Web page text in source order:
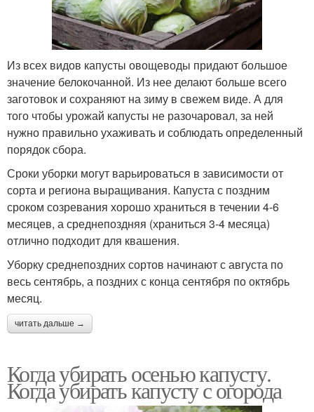
Из всех видов капусты овощеводы придают большое
значение белокочанной. Из нее делают больше всего
заготовок и сохраняют на зиму в свежем виде. А для
того чтобы урожай капусты не разочаровал, за ней
нужно правильно ухаживать и соблюдать определенный
порядок сбора.
Сроки уборки могут варьироваться в зависимости от
сорта и региона выращивания. Капуста с поздним
сроком созревания хорошо храниться в течении 4-6
месяцев, а среднепоздняя (храниться 3-4 месяца)
отлично подходит для квашения.
Уборку среднепоздних сортов начинают с августа по
весь сентябрь, а поздних с конца сентября по октябрь
месяц.
читать дальше →
Когда убирать осенью капусту.
Когда убирать капусту с огорода